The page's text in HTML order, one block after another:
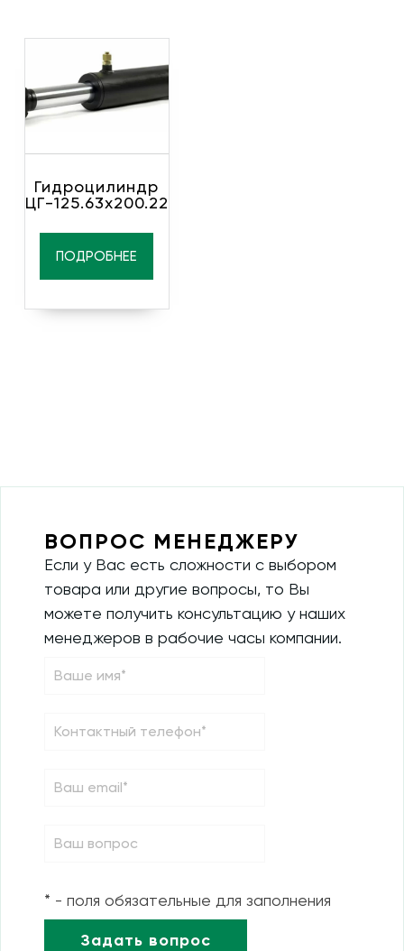
Гидроцилиндр
ЦГ-125.63х200.22
ПОДРОБНЕЕ
ВОПРОС МЕНЕДЖЕРУ
Если у Вас есть сложности с выбором
товара или другие вопросы, то Вы
можете получить консультацию у наших
менеджеров в рабочие часы компании.
* - поля обязательные для заполнения